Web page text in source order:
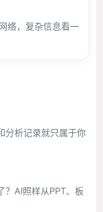
络，复杂信息看一
分析记录就只属于你
？AI照样从PPT、板